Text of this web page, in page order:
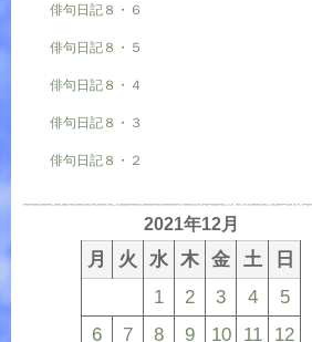
俳句日記８・６
俳句日記８・５
俳句日記８・４
俳句日記８・３
俳句日記８・２
2021年12月
月 火 水 木 金 土
日
1
2 3 4
5
6
7 8 9 10 11
12